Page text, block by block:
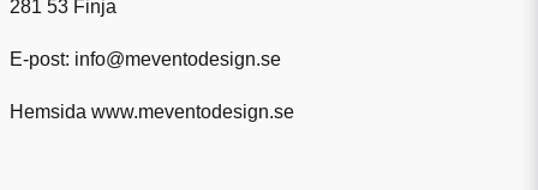
281 53 Finja
E-post: info@meventodesign.se
Hemsida www.meventodesign.se